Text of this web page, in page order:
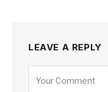
LEAVE A REPLY